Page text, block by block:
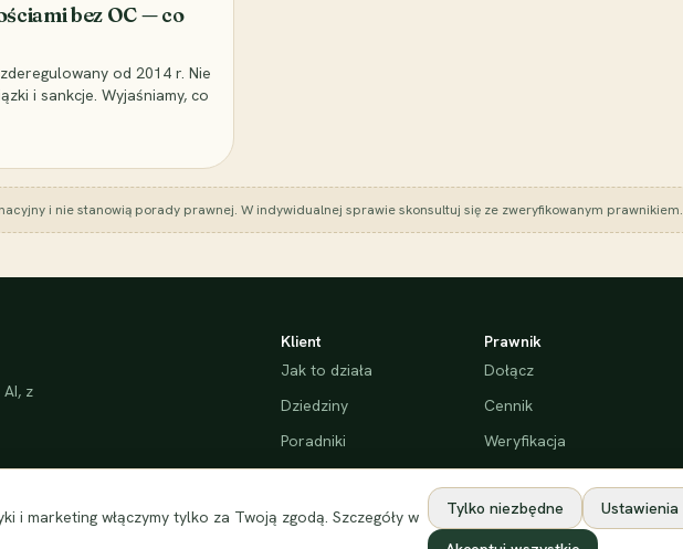
bez OC — co
od 2014 r. Nie
i sankcje. Wyjaśniamy, co
i nie stanowią porady prawnej. W indywidualnej sprawie skonsultuj się ze zweryfikowanym prawnikiem.
z
Klient
Jak to działa
Dziedziny
Poradniki
Bezpieczeństwo
Prawnik
Dołącz
Cennik
Weryfikacja
i marketing włączymy tylko za Twoją zgodą. Szczegóły w
Tylko niezbędne Ustawienia